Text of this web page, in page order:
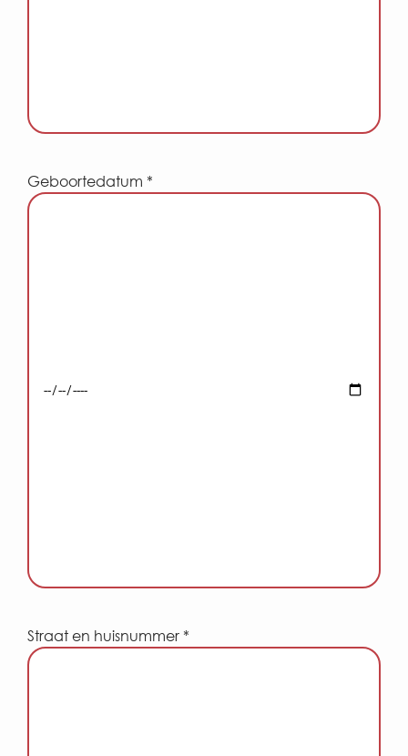
Geboortedatum *
Straat en huisnummer *